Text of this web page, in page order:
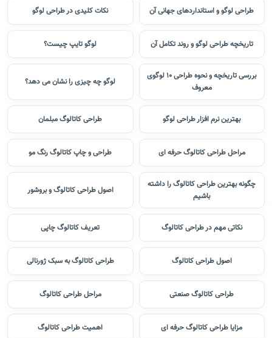
طراحی لوگو و استانداردهای جهانی آن نکات کلیدی در طراحی لوگو
تاریخچه طراحی لوگو و روند تکامل آن لوگو تایپ چیست؟
بررسی تاریخچه و نحوه طراحی 10 لوگوی
معروف
لوگو چه چیزی را نشان می دهد؟
بهترین نرم افزار طراحی لوگو طراحی کاتالوگ مبلمان
مراحل طراحی کاتالوگ حرفه ای طراحی و چاپ کاتالوگ رنگ مو
چگونه بهترین طراحی کاتالوگ را داشته
باشیم
اصول طراحی کاتالوگ و بروشور
نکاتی مهم در طراحی کاتالوگ تعریف کاتالوگ چاپی
اصول طراحی کاتالوگ طراحی کاتالوگ به سبک ژورنالی
طراحی کاتالوگ صنعتی مراحل طراحی کاتالوگ
مزایا طراحی کاتالوگ حرفه ای اهمیت طراحی کاتالوگ